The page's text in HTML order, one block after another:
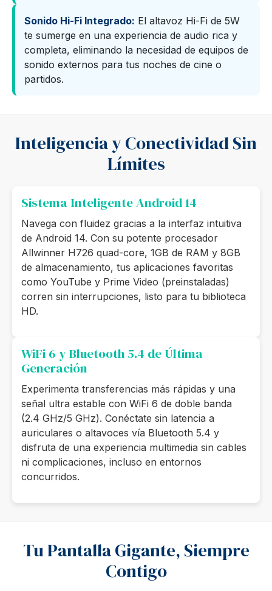
Sonido Hi-Fi Integrado: El altavoz Hi-Fi de 5W
te sumerge en una experiencia de audio rica y
completa, eliminando la necesidad de equipos de
sonido externos para tus noches de cine o
partidos.
Inteligencia y Conectividad Sin
Límites
Sistema Inteligente Android 14
Navega con fluidez gracias a la interfaz intuitiva
de Android 14. Con su potente procesador
Allwinner H726 quad-core, 1GB de RAM y 8GB
de almacenamiento, tus aplicaciones favoritas
como YouTube y Prime Video (preinstaladas)
corren sin interrupciones, listo para tu biblioteca
HD.
WiFi 6 y Bluetooth 5.4 de Última
Generación
Experimenta transferencias más rápidas y una
señal ultra estable con WiFi 6 de doble banda
(2.4 GHz/5 GHz). Conéctate sin latencia a
auriculares o altavoces vía Bluetooth 5.4 y
disfruta de una experiencia multimedia sin cables
ni complicaciones, incluso en entornos
concurridos.
Tu Pantalla Gigante, Siempre
Contigo